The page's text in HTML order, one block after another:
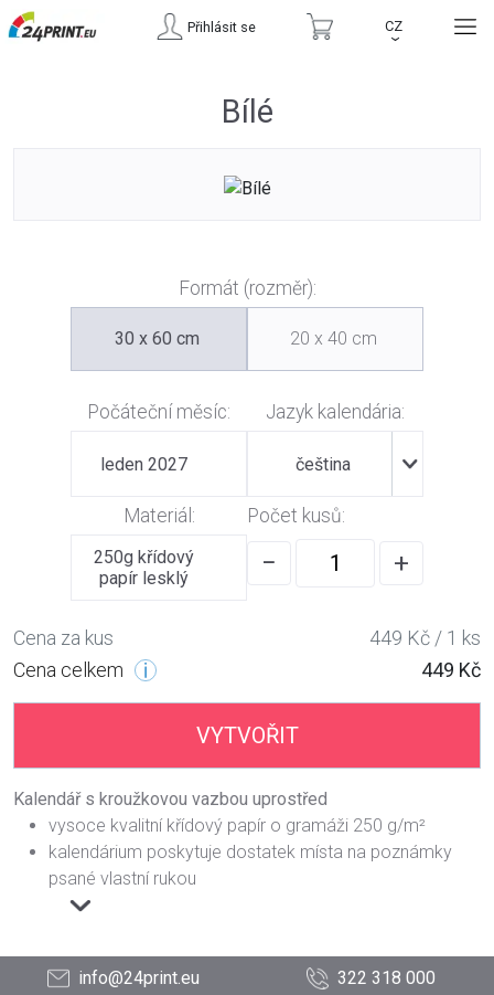
Přihlásit se CZ
›
Bílé
Formát (rozměr):
30 x 60 cm 20 x 40 cm
Počáteční měsíc:
leden 2027
Jazyk kalendária:
čeština
Materiál:
250g křídový
papír lesklý
Počet kusů:
− +
Cena za kus
449 Kč / 1 ks
Cena celkem
449 Kč
VYTVOŘIT
Kalendář s kroužkovou vazbou uprostřed
vysoce kvalitní křídový papír o gramáži 250 g/m²
kalendárium poskytuje dostatek místa na poznámky
psané vlastní rukou
info@24print.eu 322 318 000